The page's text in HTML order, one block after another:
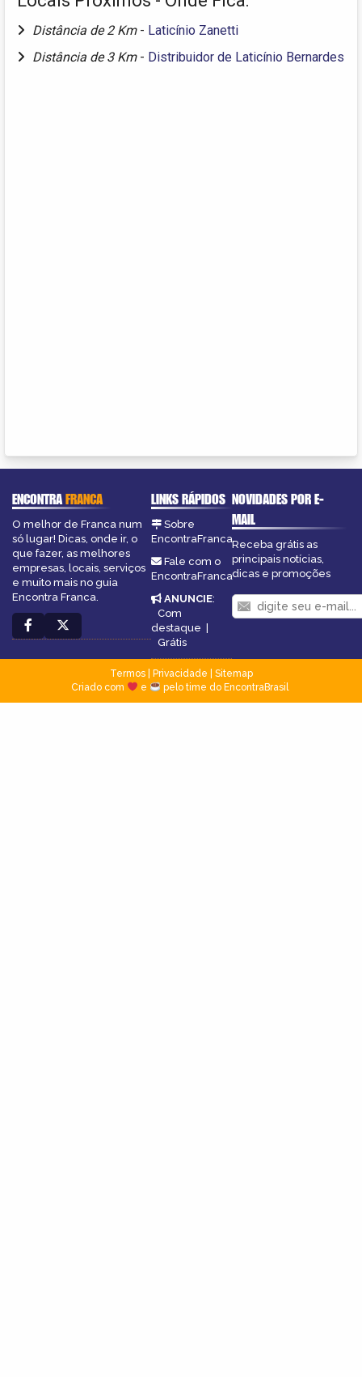
Distância de 2 Km - Laticínio Zanetti
Distância de 3 Km - Distribuidor de Laticínio Bernardes
ENCONTRAFRANCA
O melhor de Franca num
só lugar! Dicas, onde ir, o
que fazer, as melhores
empresas, locais, serviços
e muito mais no guia
Encontra Franca.
LINKS RÁPIDOS
Sobre
EncontraFranca
Fale com o
EncontraFranca
ANUNCIE:
Com
destaque |
Grátis
NOVIDADES POR E-
MAIL
Receba grátis as
principais notícias,
dicas e promoções
Termos| Privacidade
Sitemap
Criado com
e pelo time do EncontraBrasil